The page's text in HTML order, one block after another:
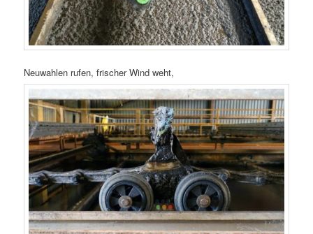
Neuwahlen rufen, frischer Wind weht,